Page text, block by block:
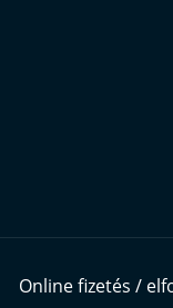
Online fizetés /